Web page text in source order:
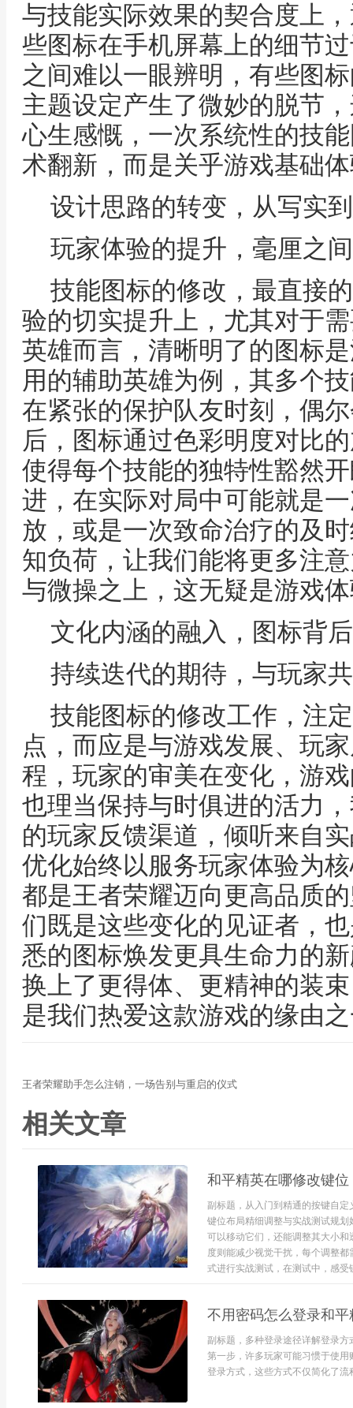
与技能实际效果的契合度上
些图标在手机屏幕上的细节
之间难以一眼辨明，有些图
主题设定产生了微妙的脱节
心生感慨，一次系统性的技
术翻新，而是关乎游戏基础
设计思路的转变，从写实
玩家体验的提升，毫厘之
技能图标的修改，最直接
验的切实提升上，尤其对于
英雄而言，清晰明了的图标
用的辅助英雄为例，其多个
在紧张的保护队友时刻，偶
后，图标通过色彩明度对比
使得每个技能的独特性豁然
进，在实际对局中可能就是
放，或是一次致命治疗的及
知负荷，让我们能将更多注
与微操之上，这无疑是游戏
文化内涵的融入，图标背
持续迭代的期待，与玩家
技能图标的修改工作，注
点，而应是与游戏发展、玩
程，玩家的审美在变化，游
也理当保持与时俱进的活力
的玩家反馈渠道，倾听来自
优化始终以服务玩家体验为
都是王者荣耀迈向更高品质
们既是这些变化的见证者，
悉的图标焕发更具生命力的
换上了更得体、更精神的装
是我们热爱这款游戏的缘由
王者荣耀助手怎么注销，一场告别与重启的仪式
相关文章
和平精英在哪修改键
副标题，从入门到精通的按键自
键位布局精细调整与实战测试规
可以移动它们，还能调整其大小
度则能减少视觉干扰，每个调整
式进行实战测试，在测试中，感受
不用密码怎么登录和
副标题，多种登录途径详解登录
第一步，许多玩家可能习惯于使
登录方式，这些方式不仅简化了